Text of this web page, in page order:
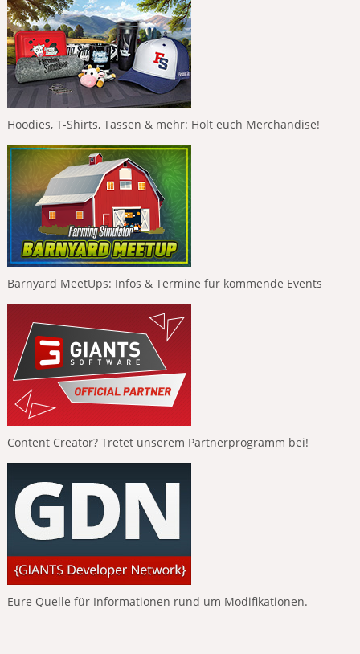
Hoodies, T-Shirts, Tassen & mehr: Holt euch Merchandise!
Barnyard MeetUps: Infos & Termine für kommende Events
Content Creator? Tretet unserem Partnerprogramm bei!
Eure Quelle für Informationen rund um Modifikationen.